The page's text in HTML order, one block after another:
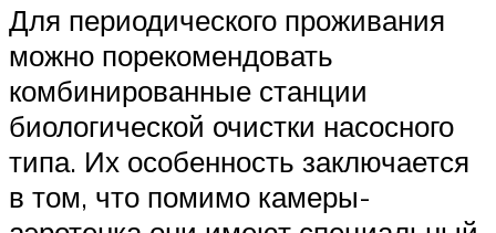
Для периодического проживания
можно порекомендовать
комбинированные станции
биологической очистки насосного
типа. Их особенность заключается
в том, что помимо камеры-